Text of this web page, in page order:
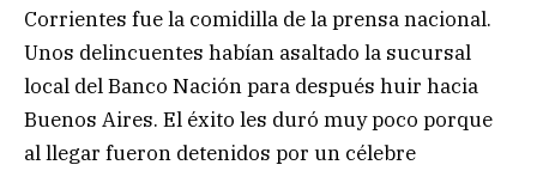
Corrientes fue la comidilla de la prensa nacional.
Unos delincuentes habían asaltado la sucursal
local del Banco Nación para después huir hacia
Buenos Aires. El éxito les duró muy poco porque
al llegar fueron detenidos por un célebre